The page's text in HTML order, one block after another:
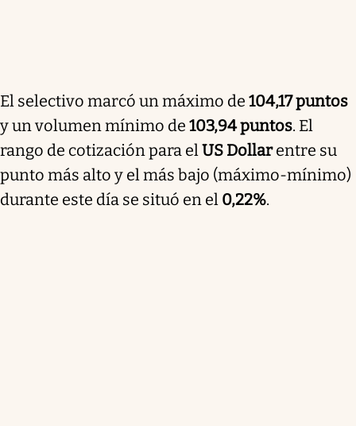
El selectivo marcó un máximo de 104,17 puntos
y un volumen mínimo de 103,94 puntos. El
rango de cotización para elUS Dollarentre su
punto más alto y el más bajo (máximo-mínimo)
durante este día se situó en el 0,22%.